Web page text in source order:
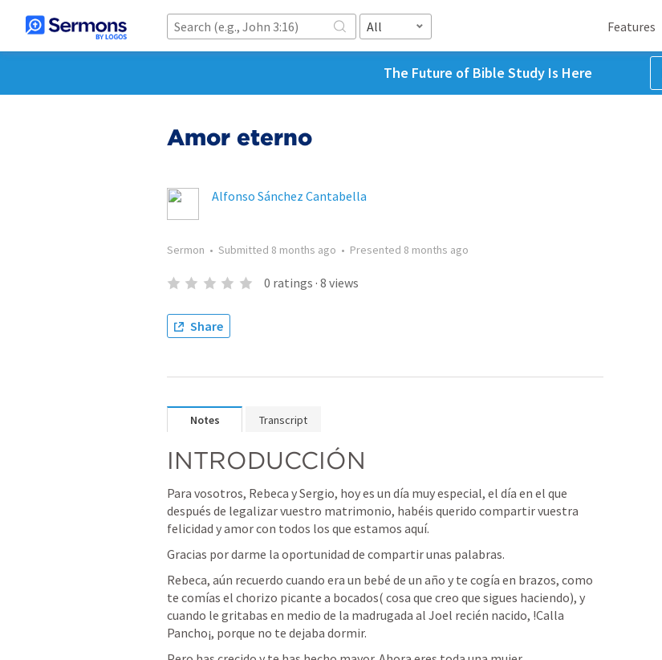
All Features
The Future of Bible Study Is Here
Amor eterno
Alfonso Sánchez Cantabella
Sermon • Submitted 8 months ago • Presented 8 months ago
0 ratings · 8 views
Share
Notes Transcript
INTRODUCCIÓN
Para vosotros, Rebeca y Sergio, hoy es un día muy especial, el día en el que
después de legalizar vuestro matrimonio, habéis querido compartir vuestra
felicidad y amor con todos los que estamos aquí.
Gracias por darme la oportunidad de compartir unas palabras.
Rebeca, aún recuerdo cuando era un bebé de un año y te cogía en brazos, como
te comías el chorizo picante a bocados( cosa que creo que sigues haciendo), y
cuando le gritabas en medio de la madrugada al Joel recién nacido, !Calla
Pancho¡, porque no te dejaba dormir.